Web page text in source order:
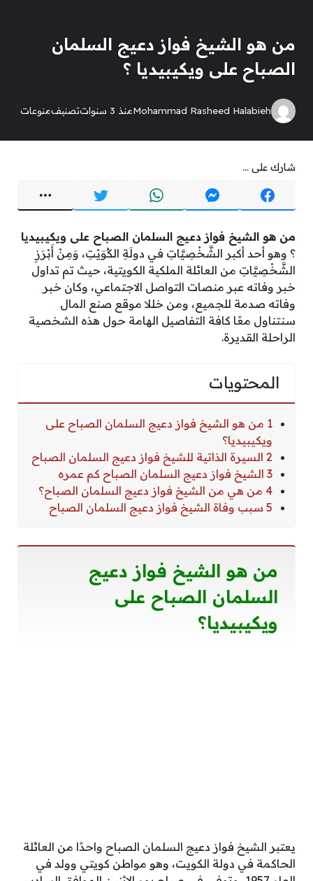
من هو الشيخ فواز دعيج السلمان
الصباح على ويكيبيديا ؟
Mohammad Rasheed Halabiehمنذ 3 سنوات تصنيفمنوعات
شارك على ...
من هو الشيخ فواز دعيج السلمان الصباح على ويكيبيديا
؟ وهو أحد أكبر الشَّخْصِيَّاتِ في دولَةِ الكُوَيْتِ، وَمِنْ أَبْرَزِ
الشَّخْصِيَّاتِ من العائلة الملكية الكويتية، حيث تم تداول
خبر وفاته عبر منصات التواصل الاجتماعي، وكان خبر
وفاته صدمة للجميع، ومن خللا موقع صنع المال
سنتناول معًا كافة التفاصيل الهامة حول هذه الشخصية
الراحلة القديرة.
المحتويات
1 من هو الشيخ فواز دعيج السلمان الصباح على
ويكيبيديا؟
2 السيرة الذاتية للشيخ فواز دعيج السلمان الصباح
3 الشيخ فواز دعيج السلمان الصباح كم عمره
4 من هي من الشيخ فواز دعيج السلمان الصباح؟
5 سبب وفاة الشيخ فواز دعيج السلمان الصباح
من هو الشيخ فواز دعيج
السلمان الصباح على
ويكيبيديا؟
يعتبر الشيخ فواز دعيج السلمان الصباح واحدًا من العائلة
الحاكمة في دولة الكويت، وهو مواطن كويتي وولد في